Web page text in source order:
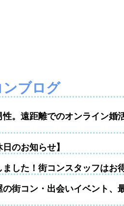
ンブログ
性。遠距離でのオンライン婚
日のお知らせ】
ました！街コンスタッフはお
の街コン・出会いイベント、